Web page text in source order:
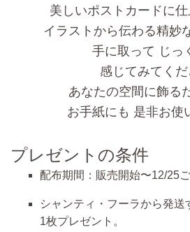
美しいポストカードに
イラストから伝わる精妙
手に取って じっ
感じてみてく
あなたの空間に飾る
お手紙にも 是非お使
プレゼントの条件
配布期間：販売開始〜12/25
シャンティ・フーラから発送
1枚プレゼント。